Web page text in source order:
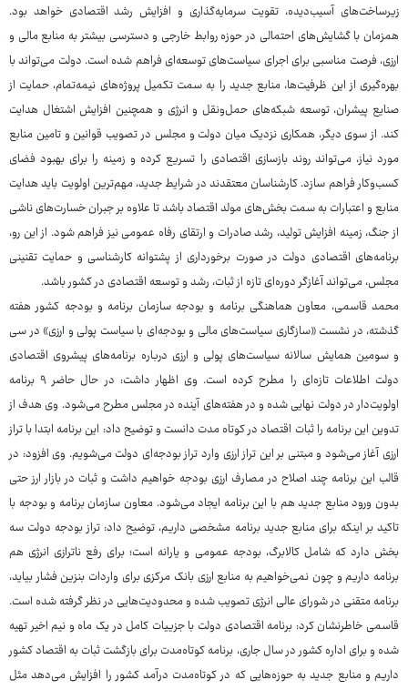
زیرساخت‌های آسیب‌دیده، تقویت سرمایه‌گذاری و افزایش رشد اقتصادی خواهد بود.
همزمان با گشایش‌های احتمالی در حوزه روابط خارجی و دسترسی بیشتر به منابع مالی و
ارزی، فرصت مناسبی برای اجرای سیاست‌های توسعه‌ای فراهم شده است. دولت می‌تواند با
بهره‌گیری از این ظرفیت‌ها، منابع جدید را به سمت تکمیل پروژه‌های نیمه‌تمام، حمایت از
صنایع پیشران، توسعه شبکه‌های حمل‌ونقل و انرژی و همچنین افزایش اشتغال هدایت
کند. از سوی دیگر، همکاری نزدیک میان دولت و مجلس در تصویب قوانین و تامین منابع
مورد نیاز، می‌تواند روند بازسازی اقتصادی را تسریع کرده و زمینه را برای بهبود فضای
کسب‌وکار فراهم سازد. کارشناسان معتقدند در شرایط جدید، مهم‌ترین اولویت باید هدایت
منابع و اعتبارات به سمت بخش‌های مولد اقتصاد باشد تا علاوه بر جبران خسارت‌های ناشی
از جنگ، زمینه افزایش تولید، رشد صادرات و ارتقای رفاه عمومی نیز فراهم شود. از این رو،
برنامه‌های اقتصادی دولت در صورت برخورداری از پشتوانه کارشناسی و حمایت تقنینی
مجلس، می‌تواند آغازگر دوره‌ای تازه از ثبات، رشد و توسعه اقتصادی در کشور باشد.
محمد قاسمی، معاون هماهنگی برنامه و بودجه سازمان برنامه و بودجه کشور هفته
گذشته، در نشست «سازگاری سیاست‌های مالی و بودجه‌ای با سیاست پولی و ارزی» در سی
و سومین همایش سالانه سیاست‌های پولی و ارزی درباره برنامه‌های پیشروی اقتصادی
دولت اطلاعات تازه‌ای را مطرح کرده است. وی اظهار داشت: در حال حاضر ۹ برنامه
اولویت‌دار در دولت نهایی شده و در هفته‌های آینده در مجلس مطرح می‌شود. وی هدف از
تدوین این برنامه را ثبات اقتصاد در کوتاه مدت دانست و توضیح داد: این برنامه ابتدا با تراز
ارزی آغاز می‌شود و مبتنی بر این تراز ارزی وارد تراز بودجه‌ای دولت می‌شویم. وی افزود: در
قالب این برنامه چند اصلاح در مصارف ارزی بودجه خواهیم داشت و ثبات در بازار ارز حتی
بدون ورود منابع جدید هم با این برنامه ایجاد می‌شود. معاون سازمان برنامه و بودجه با
تاکید بر اینکه برای منابع جدید برنامه مشخصی داریم، توضیح داد: تراز بودجه دولت سه
بخش دارد که شامل کالابرگ، بودجه عمومی و یارانه است؛ برای رفع ناترازی انرژی هم
برنامه داریم و چون نمی‌خواهیم به منابع ارزی بانک مرکزی برای واردات بنزین فشار بیاید،
برنامه متقنی در شورای عالی انرژی تصویب شده و محدودیت‌هایی در نظر گرفته شده است.
قاسمی خاطرنشان کرد: برنامه اقتصادی دولت با جزییات کامل در یک ماه و نیم اخیر تهیه
شده و برای اداره کشور در سال جاری، برنامه کوتاه‌مدت برای بازگشت ثبات به اقتصاد کشور
داریم و منابع جدید به حوزه‌هایی که در کوتاه‌مدت درآمد کشور را افزایش می‌دهد مثل